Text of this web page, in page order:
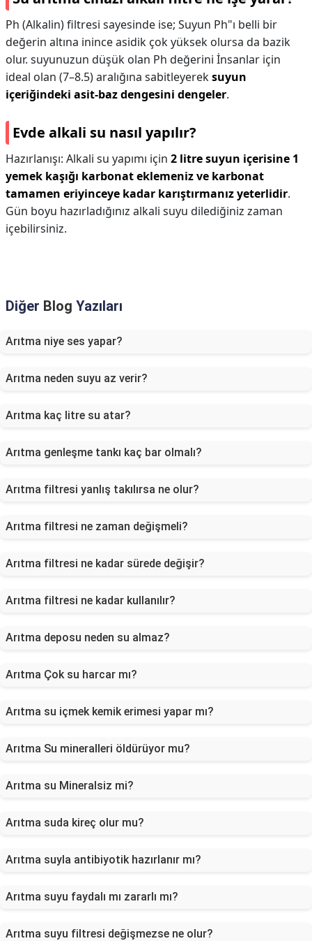
Ph (Alkalin) filtresi sayesinde ise; Suyun Ph"ı belli bir
değerin altına inince asidik çok yüksek olursa da bazik
olur. suyunuzun düşük olan Ph değerini İnsanlar için
ideal olan (7–8.5) aralığına sabitleyereksuyun
içeriğindeki asit-baz dengesini dengeler.
Evde alkali su nasıl yapılır?
Hazırlanışı: Alkali su yapımı için 2 litre suyun içerisine 1
yemek kaşığı karbonat eklemeniz ve karbonat
tamamen eriyinceye kadar karıştırmanız yeterlidir.
Gün boyu hazırladığınız alkali suyu dilediğiniz zaman
içebilirsiniz.
Diğer Blog Yazıları
Arıtma niye ses yapar?
Arıtma neden suyu az verir?
Arıtma kaç litre su atar?
Arıtma genleşme tankı kaç bar olmalı?
Arıtma filtresi yanlış takılırsa ne olur?
Arıtma filtresi ne zaman değişmeli?
Arıtma filtresi ne kadar sürede değişir?
Arıtma filtresi ne kadar kullanılır?
Arıtma deposu neden su almaz?
Arıtma Çok su harcar mı?
Arıtma su içmek kemik erimesi yapar mı?
Arıtma Su mineralleri öldürüyor mu?
Arıtma su Mineralsiz mi?
Arıtma suda kireç olur mu?
Arıtma suyla antibiyotik hazırlanır mı?
Arıtma suyu faydalı mı zararlı mı?
Arıtma suyu filtresi değişmezse ne olur?